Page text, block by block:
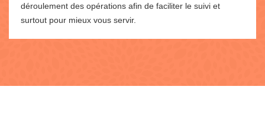
déroulement des opérations afin de faciliter le suivi et
surtout pour mieux vous servir.